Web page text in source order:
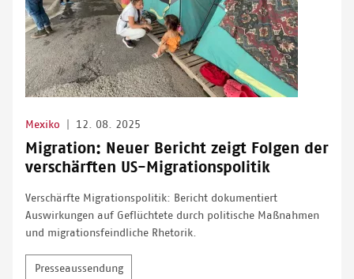
Mexiko 12. 08. 2025
Migration: Neuer Bericht zeigt Folgen der
verschärften US-Migrationspolitik
Verschärfte Migrationspolitik: Bericht dokumentiert
Auswirkungen auf Geflüchtete durch politische Maßnahmen
und migrationsfeindliche Rhetorik.
Presseaussendung